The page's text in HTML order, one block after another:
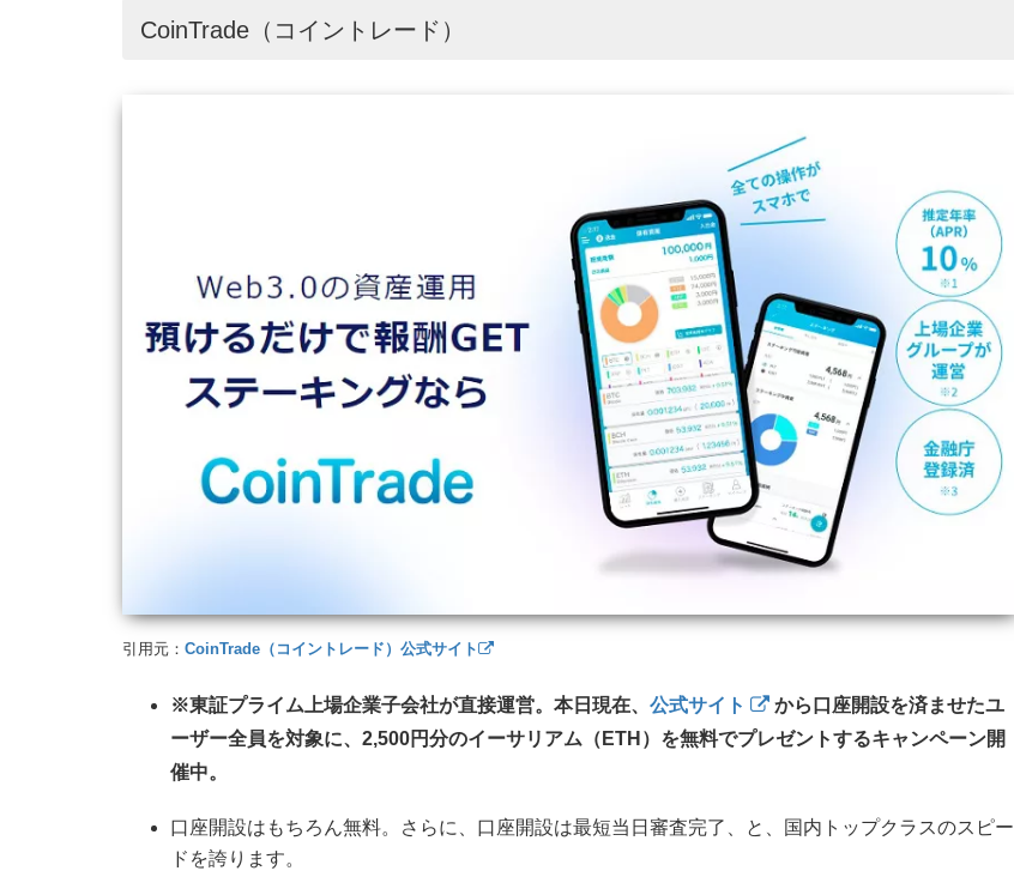
CoinTrade（コイントレード）
引用元： CoinTrade（コイントレード）公式サイト
※東証プライム上場企業子会社が直接運営。本日現在、 公式サイト
から口座開設を済ませたユ
ーザー全員を対象に、2,500円分のイーサリアム（ETH）を無料でプレゼントするキャンペーン開
催中。
口座開設はもちろん無料。さらに、口座開設は最短当日審査完了、と、国内トップクラスのスピー
ドを誇ります。